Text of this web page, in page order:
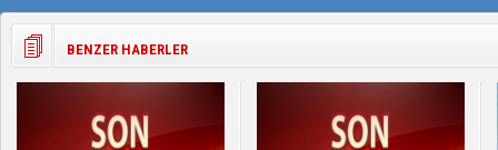
BENZER HABERLER